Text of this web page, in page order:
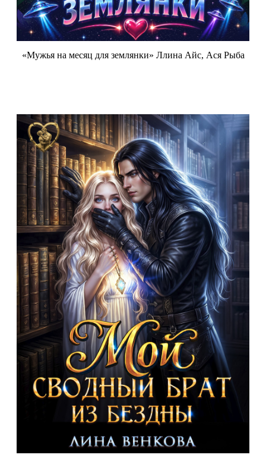
«Мужья на месяц для землянки» Ллина Айс, Ася Рыба